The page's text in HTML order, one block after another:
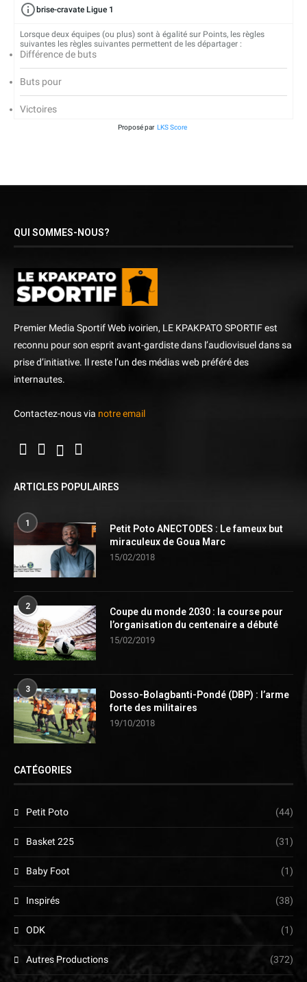
brise-cravate Ligue 1
Lorsque deux équipes (ou plus) sont à égalité sur Points, les règles
suivantes les règles suivantes permettent de les départager :
Différence de buts
Buts pour
Victoires
Proposé par LKS Score
QUI SOMMES-NOUS?
Premier Media Sportif Web ivoirien, LE KPAKPATO SPORTIF est
reconnu pour son esprit avant-gardiste dans l’audiovisuel dans sa
prise d’initiative. Il reste l’un des médias web préféré des
internautes.
Contactez-nous via notre email
ARTICLES POPULAIRES
1
Petit Poto ANECTODES : Le fameux but
miraculeux de Goua Marc
15/02/2018
2
Coupe du monde 2030 : la course pour
l’organisation du centenaire a débuté
15/02/2019
3
Dosso-Bolagbanti-Pondé (DBP) : l’arme
forte des militaires
19/10/2018
CATÉGORIES
Petit Poto (44)
Basket 225 (31)
Baby Foot (1)
Inspirés (38)
ODK (1)
Autres Productions (372)